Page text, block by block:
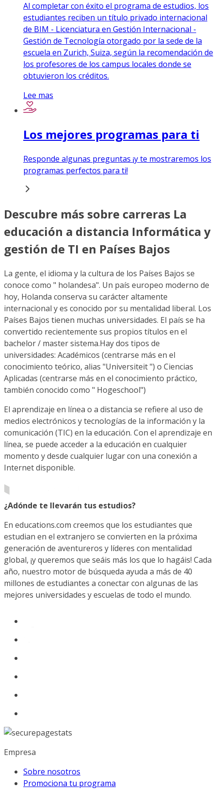
Al completar con éxito el programa de estudios, los
estudiantes reciben un título privado internacional
de BIM - Licenciatura en Gestión Internacional -
Gestión de Tecnología otorgado por la sede de la
escuela en Zurich, Suiza, según la recomendación de
los profesores de los campus locales donde se
obtuvieron los créditos.
Lee mas
Los mejores programas para ti
Responde algunas preguntas ¡y te mostraremos los
programas perfectos para ti!
Descubre más sobre carreras La
educación a distancia Informática y
gestión de TI en Países Bajos
La gente, el idioma y la cultura de los Países Bajos se
conoce como " holandesa". Un país europeo moderno de
hoy, Holanda conserva su carácter altamente
internacional y es conocido por su mentalidad liberal. Los
Países Bajos tienen muchas universidades. El país se ha
convertido recientemente sus propios títulos en el
bachelor / master sistema.Hay dos tipos de
universidades: Académicos (centrarse más en el
conocimiento teórico, alias "Universiteit ") o Ciencias
Aplicadas (centrarse más en el conocimiento práctico,
también conocido como " Hogeschool")
El aprendizaje en línea o a distancia se refiere al uso de
medios electrónicos y tecnologías de la información y la
comunicación (TIC) en la educación. Con el aprendizaje en
línea, se puede acceder a la educación en cualquier
momento y desde cualquier lugar con una conexión a
Internet disponible.
¿Adónde te llevarán tus estudios?
En educations.com creemos que los estudiantes que
estudian en el extranjero se convierten en la próxima
generación de aventureros y líderes con mentalidad
global, ¡y queremos que seáis más los que lo hagáis! Cada
año, nuestro motor de búsqueda ayuda a más de 40
millones de estudiantes a conectar con algunas de las
mejores universidades y escuelas de todo el mundo.
Empresa
Sobre nosotros
Promociona tu programa